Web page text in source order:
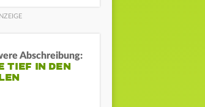
Abschreibung:
TIEF IN DEN